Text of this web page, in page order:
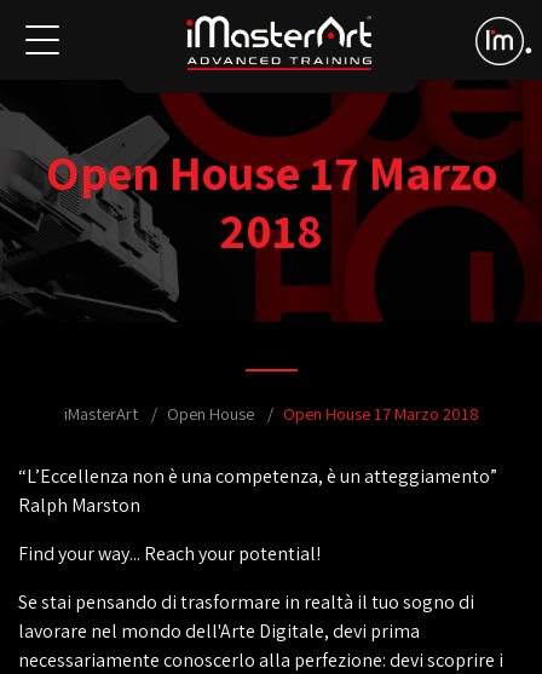
Open House 17 Marzo
2018
iMasterArt Open House Open House 17 Marzo 2018
“L’Eccellenza non è una competenza, è un atteggiamento”
Ralph Marston
Find your way... Reach your potential!
Se stai pensando di trasformare in realtà il tuo sogno di
lavorare nel mondo dell'Arte Digitale, devi prima
necessariamente conoscerlo alla perfezione: devi scoprire i